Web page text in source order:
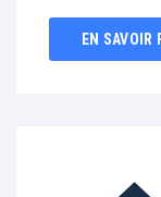
EN SAVOIR